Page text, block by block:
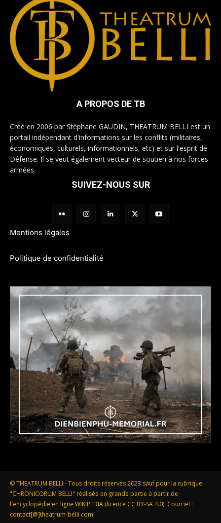
A PROPOS DE TB
Créé en 2006 par Stéphane GAUDIN, THEATRUM BELLI est un
portail indépendant d'informations sur les conflits (militaires,
économiques, culturels, informationnels, etc) et sur l'esprit de
Défense. Il se veut également vecteur de soutien à nos forces
armées.
SUIVEZ-NOUS SUR
Mentions légales
Politique de confidentialité
© THEATRUM BELLI - Tous droits réservés 2023 sauf pour la rubrique
"CHRONICORUM BELLI" réalisée en grande partie à partir de
l'encyclopédie en ligne WIKIPEDIA (licence CC BY-SA 4.0). Courriel :
contact[@]theatrum-belli.com